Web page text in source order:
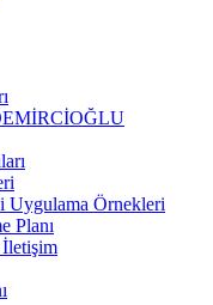
Uygulama Örnekleri
Planı